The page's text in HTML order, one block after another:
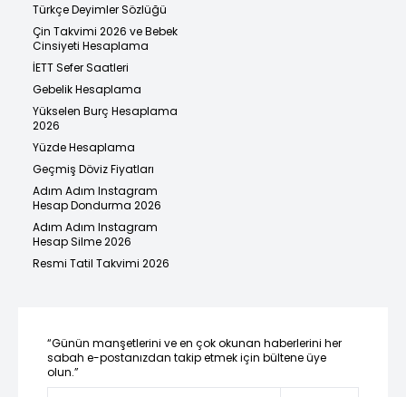
Türkçe Deyimler Sözlüğü
Çin Takvimi 2026 ve Bebek
Cinsiyeti Hesaplama
İETT Sefer Saatleri
Gebelik Hesaplama
Yükselen Burç Hesaplama
2026
Yüzde Hesaplama
Geçmiş Döviz Fiyatları
Adım Adım Instagram
Hesap Dondurma 2026
Adım Adım Instagram
Hesap Silme 2026
Resmi Tatil Takvimi 2026
“Günün manşetlerini ve en çok okunan haberlerini her
sabah e-postanızdan takip etmek için bültene üye
olun.”